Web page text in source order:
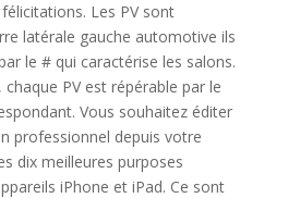
Les PV sont
latérale gauche automotive ils
le # qui caractérise les salons.
PV est répérable par le
Vous souhaitez éditer
professionnel depuis votre
dix meilleures purposes
iPhone et iPad. Ce sont